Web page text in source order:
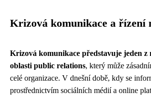
Krizová komunikace a řízení
Krizová komunikace představuje jeden
oblasti public relations, který může
celé organizace. V dnešní době, kdy se
prostřednictvím sociálních médií a online